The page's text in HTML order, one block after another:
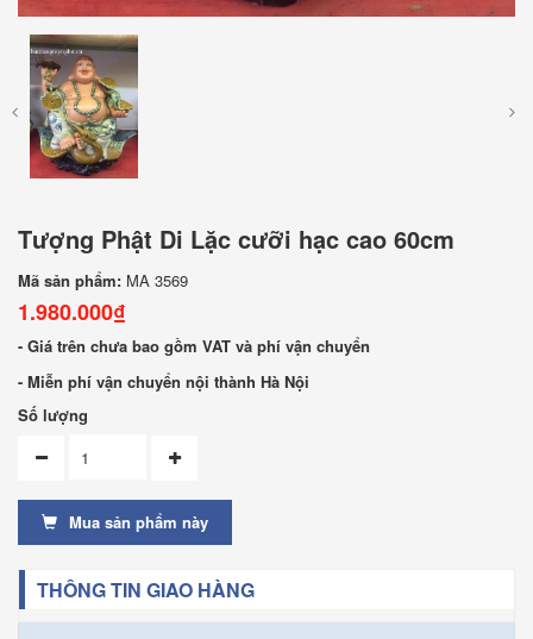
Tượng Phật Di Lặc cưỡi hạc cao 60cm
Mã sản phẩm: MA 3569
1.980.000₫
- Giá trên chưa bao gồm VAT và phí vận chuyển
- Miễn phí vận chuyển nội thành Hà Nội
Số lượng
Mua sản phẩm này
THÔNG TIN GIAO HÀNG